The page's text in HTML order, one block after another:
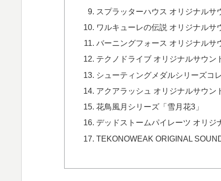
スプラッターハウス オリジナルサ
ワルキューレの伝説 オリジナルサ
バーニングフォース オリジナルサ
テクノドライブ オリジナルサウン
シューティングメダルシリーズコ
アクアラッシュ オリジナルサウン
花鳥風月シリーズ「雪月花3」
デッドストームパイレーツ オリジ
TEKONOWEAK ORIGINAL